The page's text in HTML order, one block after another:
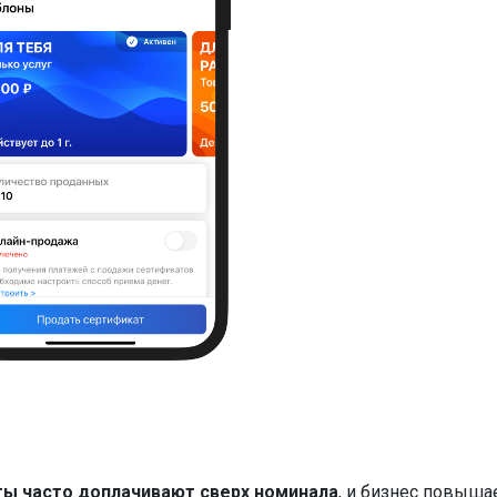
часто доплачивают сверх номинала, и бизнес